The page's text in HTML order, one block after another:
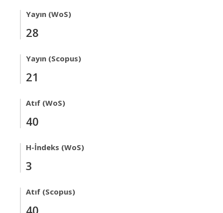
Yayın (WoS)
28
Yayın (Scopus)
21
Atıf (WoS)
40
H-İndeks (WoS)
3
Atıf (Scopus)
40